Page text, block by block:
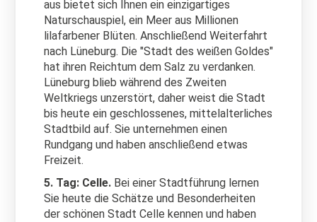
aus bietet sich Ihnen ein einzigartiges
Naturschauspiel, ein Meer aus Millionen
lilafarbener Blüten. Anschließend Weiterfahrt
nach Lüneburg. Die "Stadt des weißen Goldes"
hat ihren Reichtum dem Salz zu verdanken.
Lüneburg blieb während des Zweiten
Weltkriegs unzerstört, daher weist die Stadt
bis heute ein geschlossenes, mittelalterliches
Stadtbild auf. Sie unternehmen einen
Rundgang und haben anschließend etwas
Freizeit.
5. Tag: Celle. Bei einer Stadtführung lernen
Sie heute die Schätze und Besonderheiten
der schönen Stadt Celle kennen und haben